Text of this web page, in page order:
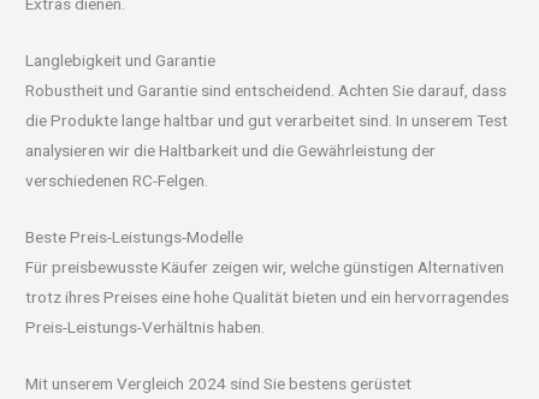
Langlebigkeit und Garantie
Robustheit und Garantie sind entscheidend. Achten Sie darauf, dass
die Produkte lange haltbar und gut verarbeitet sind. In unserem Test
analysieren wir die Haltbarkeit und die Gewährleistung der
verschiedenen RC-Felgen.
Beste Preis-Leistungs-Modelle
Für preisbewusste Käufer zeigen wir, welche günstigen Alternativen
trotz ihres Preises eine hohe Qualität bieten und ein hervorragendes
Preis-Leistungs-Verhältnis haben.
Mit unserem Vergleich 2024 sind Sie bestens gerüstet